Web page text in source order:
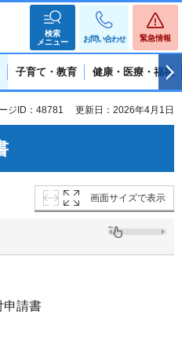
検索
メニュー
お問い合わせ 緊急情報
子育て・教育 健康・医療・福祉
ジID：48781 更新日：2026年4月1日
画面サイズで表示
申請書